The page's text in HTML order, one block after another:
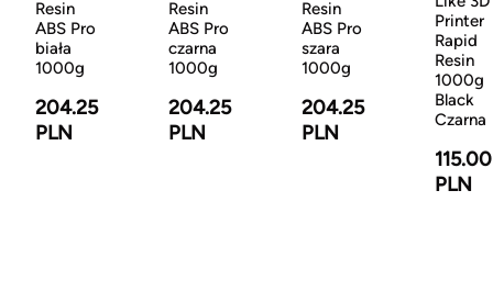
Resin
ABS Pro
biała
1000g
204.25
PLN
Resin
ABS Pro
czarna
1000g
204.25
PLN
Resin
ABS Pro
szara
1000g
204.25
PLN
Printer
Rapid
Resin
1000g
Black
Czarna
115.00
PLN